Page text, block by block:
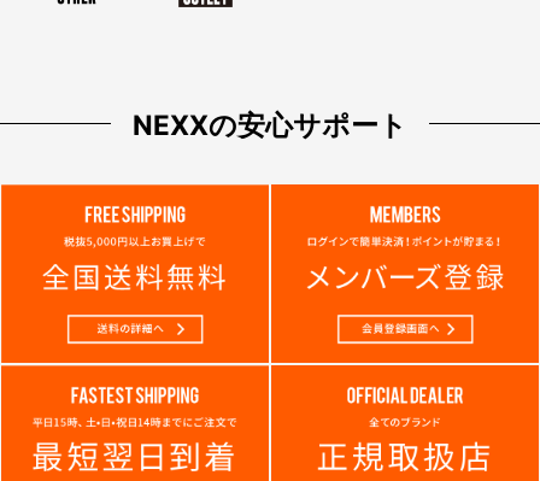
NEXXの安心サポート